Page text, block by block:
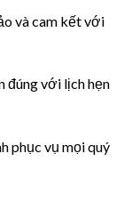
và cam kết với
đúng với lịch hẹn
phục vụ mọi quý